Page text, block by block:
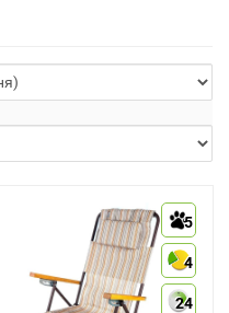
5
4
24